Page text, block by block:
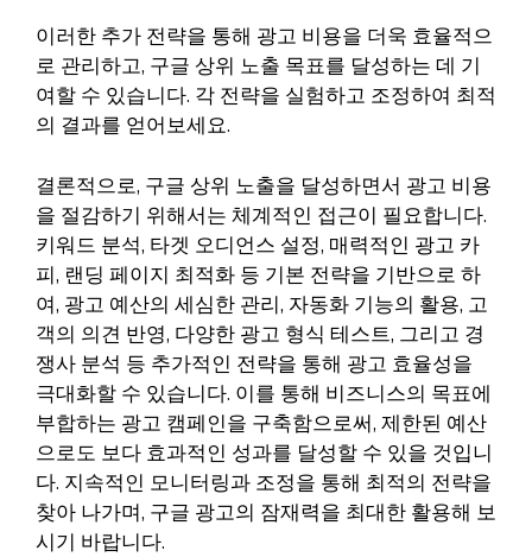
이러한 추가 전략을 통해 광고 비용을 더욱 효율적으
로 관리하고, 구글 상위 노출 목표를 달성하는 데 기
여할 수 있습니다. 각 전략을 실험하고 조정하여 최적
의 결과를 얻어보세요.
결론적으로, 구글 상위 노출을 달성하면서 광고 비용
을 절감하기 위해서는 체계적인 접근이 필요합니다.
키워드 분석, 타겟 오디언스 설정, 매력적인 광고 카
피, 랜딩 페이지 최적화 등 기본 전략을 기반으로 하
여, 광고 예산의 세심한 관리, 자동화 기능의 활용, 고
객의 의견 반영, 다양한 광고 형식 테스트, 그리고 경
쟁사 분석 등 추가적인 전략을 통해 광고 효율성을
극대화할 수 있습니다. 이를 통해 비즈니스의 목표에
부합하는 광고 캠페인을 구축함으로써, 제한된 예산
으로도 보다 효과적인 성과를 달성할 수 있을 것입니
다. 지속적인 모니터링과 조정을 통해 최적의 전략을
찾아 나가며, 구글 광고의 잠재력을 최대한 활용해 보
시기 바랍니다.